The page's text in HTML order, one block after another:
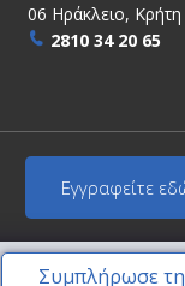
06 Ηράκλειο, Κρήτη
2810 34 20 65
Εγγραφείτε
Συμπλήρωσε